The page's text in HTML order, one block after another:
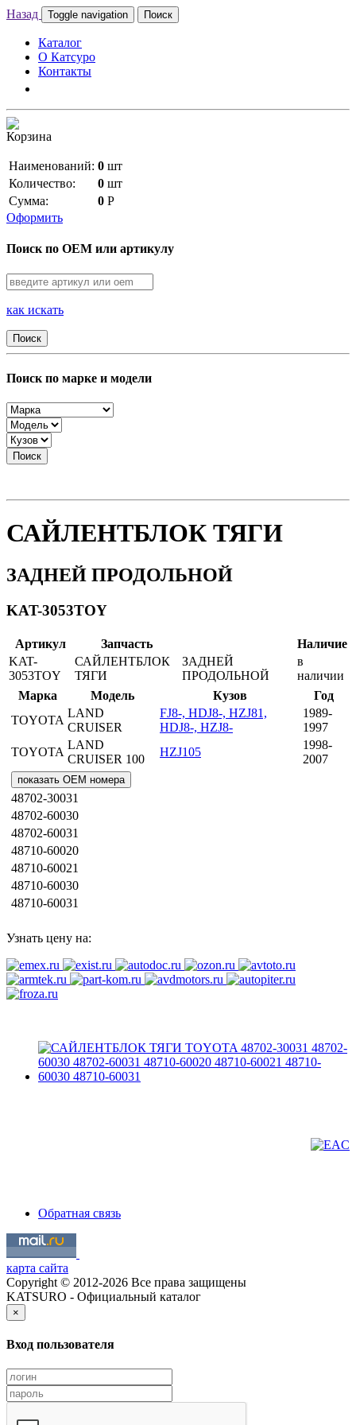
Назад Toggle navigation Поиск
Каталог
О Катсуро
Контакты
Корзина
Наименований: 0 шт
Количество:
0 шт
Сумма:
0 Р
Оформить
Поиск по OEM или артикулу
как искать
Поиск
Поиск по марке и модели
Поиск
САЙЛЕНТБЛОК ТЯГИ
ЗАДНЕЙ ПРОДОЛЬНОЙ
KAT-3053TOY
Артикул Запчасть
Наличие
KAT-
3053TOY
САЙЛЕНТБЛОК
ТЯГИ
ЗАДНЕЙ
ПРОДОЛЬНОЙ
в
наличии
Марка
Модель Кузов
Год
TOYOTA
LAND
CRUISER
FJ8-, HDJ8-, HZJ81,
HDJ8-, HZJ8-
1989-
1997
TOYOTA
LAND
CRUISER 100
HZJ105
1998-
2007
показать OEM номера
48702-30031
48702-60030
48702-60031
48710-60020
48710-60021
48710-60030
48710-60031
Узнать цену на:
Обратная связь
карта сайта
Copyright © 2012-2026 Все права защищены
KATSURO - Официальный каталог
×
Вход пользователя